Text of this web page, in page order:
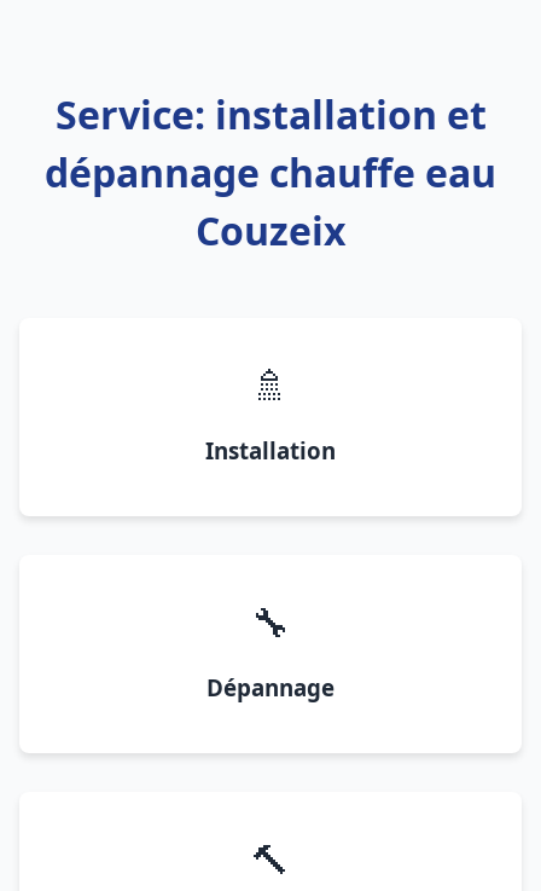
Service: installation et
dépannage chauffe eau
Couzeix
🚿
Installation
🔧
Dépannage
🔨